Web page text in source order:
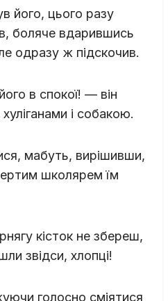
його, цього разу
боляче вдарившись
одразу ж підскочив.
в спокої! — він
і собакою.
мабуть, вирішивши,
школярем їм
кісток не збереш,
звідси, хлопці!
голосно сміятися